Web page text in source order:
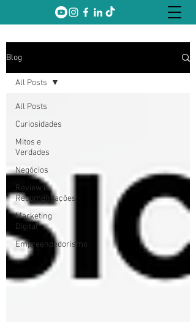
Blog
All Posts
Curiosidades
Mitos e
Verdades
Negócios
Review e
Recomendações
Marketing
Digital
Empreendedorismo
All Posts